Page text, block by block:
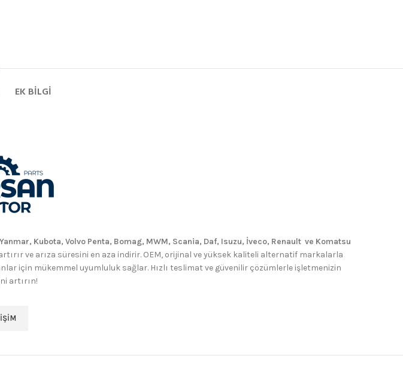
EK BILGI
Kubota, Volvo Penta, Bomag, MWM, Scania, Daf, Isuzu, İveco, Renault ve Komatsu
ve arıza süresini en aza indirir. OEM, orijinal ve yüksek kaliteli alternatif markalarla
için mükemmel uyumluluk sağlar. Hızlı teslimat ve güvenilir çözümlerle işletmenizin
artırın!